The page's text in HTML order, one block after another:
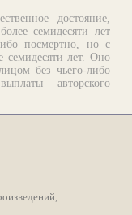
достояние,
семидесяти лет
посмертно, но с
семидесяти лет. Оно
без чьего-либо
авторского